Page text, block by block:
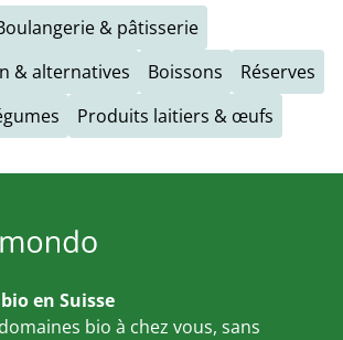
& pâtisserie
& alternatives
Boissons
Réserves
Produits laitiers & œufs
en Suisse
bio à chez vous, sans